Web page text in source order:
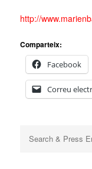
http://
Comparteix:
Facebook
Correu